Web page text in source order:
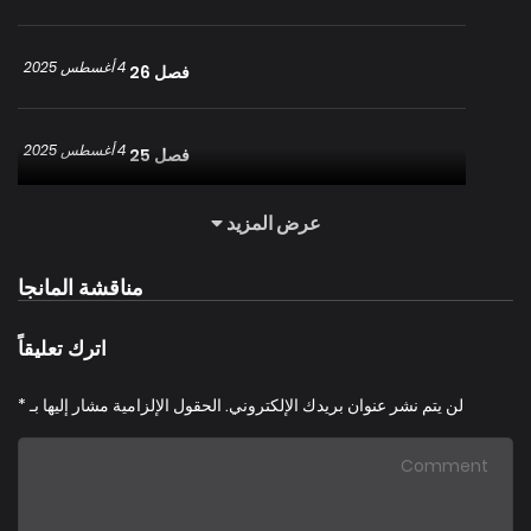
فصل 26 4 أغسطس 2025
فصل 25 4 أغسطس 2025
فصل 22 4 أغسطس 2025
عرض المزيد
مناقشة المانجا
اترك تعليقاً
لن يتم نشر عنوان بريدك الإلكتروني. الحقول الإلزامية مشار إليها بـ*